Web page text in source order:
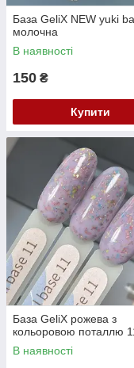
База GeliX NEW yuki
молочна
В наявності
150 ₴
Купити
База GeliX рожева з
кольоровою поталлю
В наявності